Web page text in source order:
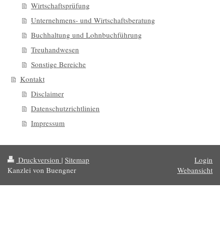
Wirtschaftsprüfung
Unternehmens- und Wirtschaftsberatung
Buchhaltung und Lohnbuchführung
Treuhandwesen
Sonstige Bereiche
Kontakt
Disclaimer
Datenschutzrichtlinien
Impressum
Druckversion | Sitemap
Kanzlei von Buengner
Login
Webansicht